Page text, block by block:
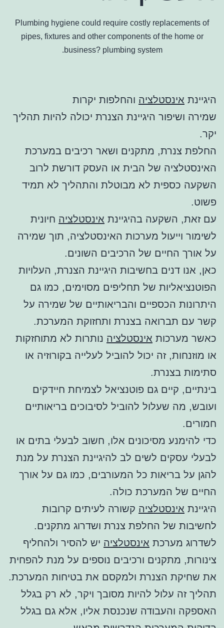
Plumbing hygiene could require costly replacements of
pipes, fixtures and other components of the home or
business? plumbing system.
היגיינת אינסטלציה והחלפות יקרות
שמירה ושיפור היגיינת הצנרת יכולה להיות תהליך
יקר.
החלפת צנרת, מתקנים ושאר רכיבים במערכת
האינסטלציה של הבית או העסק דורשת לרוב
השקעה כספית לא מבוטלת והתהליך לא תמיד
פשוט.
עם זאת, השקעה בהיגיינת אינסטלציה חיונית
לשימור וייעול מערכות האינסטלציה, תוך שמירה
על אורך החיים של הרכיבים השונים.
כאן, אנו דנים בחשיבות היגיינת הצנרת, העלויות
הפוטנציאליות של תחליפים מסוימים, כמו גם
היתרונות הכספיים והבריאותיים של שמירה על
קשר עם תברואה בצנרת ותחזוקת המערכת.
כאשר מערכות אינסטלציה נותרות לא מתוחזקות
או מוזנחות, זה יכול להוביל לעלייה בקורוזיה או
סתימות בצנרת.
בינתיים, קיים גם פוטנציאל לצמיחת חיידקים
ועובש, מה שעלול להוביל לסיבוכים בריאותיים
חמורים.
כדי להימנע מסיכונים אלו, חשוב לבעלי בתים או
לבעלי עסקים לשים לב להיגיינת הצנרת על מנת
להגן על בריאות כל המעורבים, כמו גם על אורך
החיים של המערכת כולה.
היגיינת אינסטלציה קשורה לעיתים קרובות
לחשיבות של החלפת צנרת ושדרוג מתקנים.
לשדרוג מערכת אינסטלציה יש להסיר ולהחליף
צינורות, מתקנים ורכיבים נוספים על מנת להפחית
את שחיקת הצנרת ולמקסם את בטיחות המערכת.
תהליך זה עלול להיות מסובך ויקר, לא רק בגלל
האספקה והעבודה שנכנסת אליו, אלא גם בגלל